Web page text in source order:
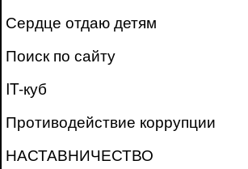
Сердце отдаю детям
Поиск по сайту
IT-куб
Противодействие коррупции
НАСТАВНИЧЕСТВО